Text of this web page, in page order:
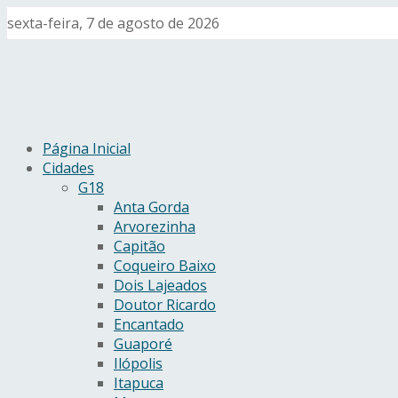
sexta-feira, 7 de agosto de 2026
Página Inicial
Cidades
G18
Anta Gorda
Arvorezinha
Capitão
Coqueiro Baixo
Dois Lajeados
Doutor Ricardo
Encantado
Guaporé
Ilópolis
Itapuca